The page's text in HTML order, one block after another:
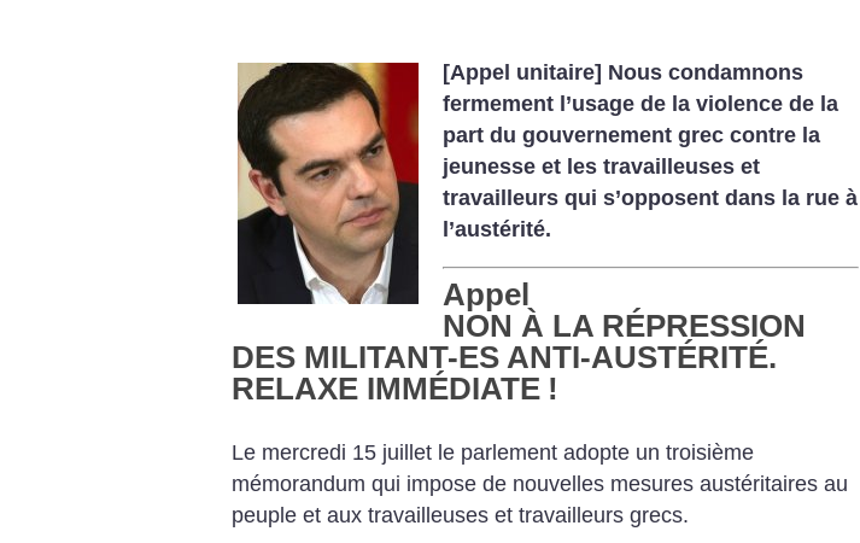
[Appel unitaire] Nous condamnons
fermement l’usage de la violence de la
part du gouvernement grec contre la
jeunesse et les travailleuses et
travailleurs qui s’opposent dans la rue à
l’austérité.
Appel
NON À LA RÉPRESSION
DES MILITANT-ES ANTI-AUSTÉRITÉ.
RELAXE IMMÉDIATE !
Le mercredi 15 juillet le parlement adopte un troisième
mémorandum qui impose de nouvelles mesures austéritaires au
peuple et aux travailleuses et travailleurs grecs.